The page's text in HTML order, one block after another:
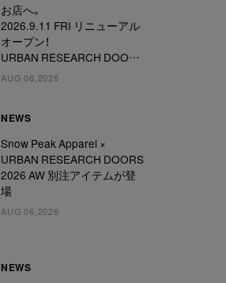
お店へ。
2026.9.11 FRI リニューアル
オープン！
URBAN RESEARCH DOORS
札幌ステラプレイス店
AUG 06,2026
NEWS
Snow Peak Apparel ×
URBAN RESEARCH DOORS
2026 AW 別注アイテムが登
場
AUG 06,2026
NEWS